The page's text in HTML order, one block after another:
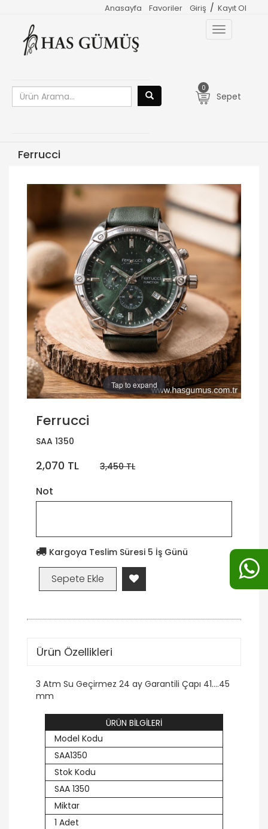
Giriş / Kayıt Ol
Favoriler
Anasayfa
Toggle
navigation
0
Sepet
Ferrucci
Tap to expand
Ferrucci
SAA 1350
2,070 TL 3,450 TL
Not
Kargoya Teslim Süresi 5 İş Günü
Ürün Özellikleri
3 Atm Su Geçirmez 24 ay Garantili Çapı 41....45
mm
ÜRÜN BİLGİLERİ
Model Kodu
SAA1350
Stok Kodu
SAA 1350
Miktar
1 Adet